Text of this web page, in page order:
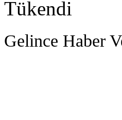
Tükendi
Gelince Haber